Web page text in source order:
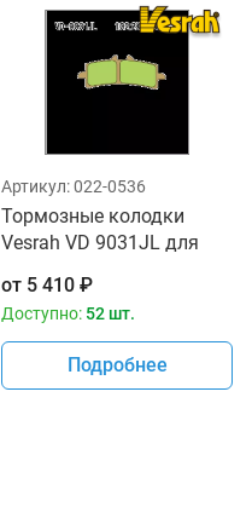
Артикул:022-0536
Тормозные колодки
Vesrah VD 9031JL для
от 5 410 ₽
Доступно: 52 шт.
Подробнее